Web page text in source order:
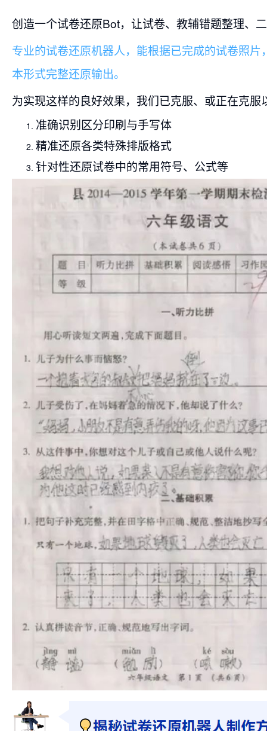
创造一个试卷还原Bot，让试卷、教辅错题整理、
专业的试卷还原机器人，能根据已完成的试卷照片
本形式完整还原输出。
为实现这样的良好效果，我们已克服、或正在克服
准确识别区分印刷与手写体
精准还原各类特殊排版格式
针对性还原试卷中的常用符号、公式等